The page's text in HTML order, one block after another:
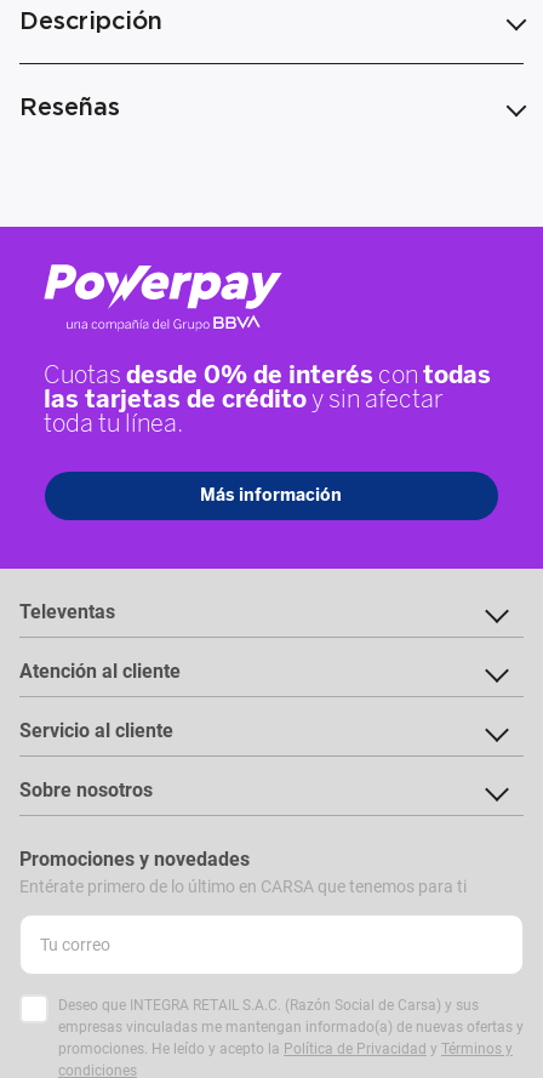
Descripción
Reseñas
Televentas
Atención al cliente
Servicio al cliente
Sobre nosotros
Promociones y novedades
Entérate primero de lo último en CARSA que tenemos para ti
Deseo que INTEGRA RETAIL S.A.C. (Razón Social de Carsa) y sus
empresas vinculadas me mantengan informado(a) de nuevas ofertas y
promociones. He leído y acepto la Política de Privacidad y Términos y
condiciones